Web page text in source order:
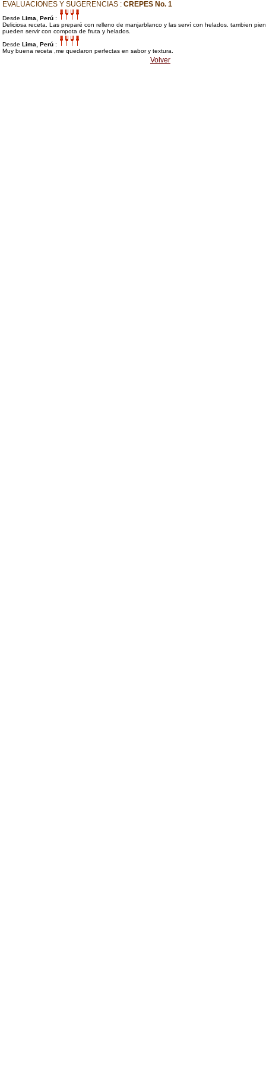
EVALUACIONES Y SUGERENCIAS : CREPES No. 1
Desde Lima, Perú :
Deliciosa receta. Las preparé con relleno de manjarblanco y las serví con helados. tambien
pueden servir con compota de fruta y helados.
Desde Lima, Perú :
Muy buena receta ,me quedaron perfectas en sabor y textura.
Volver